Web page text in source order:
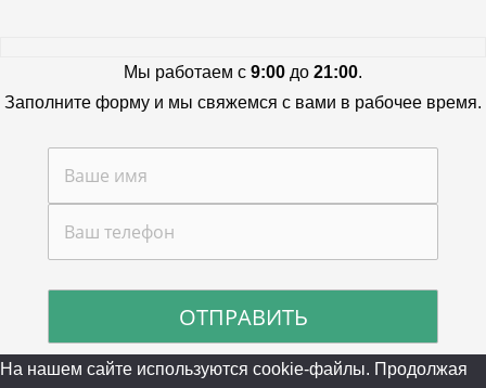
Мы работаем с 9:00 до 21:00.
Заполните форму и мы свяжемся с вами в рабочее время.
На нашем сайте используются cookie-файлы. Продолжая